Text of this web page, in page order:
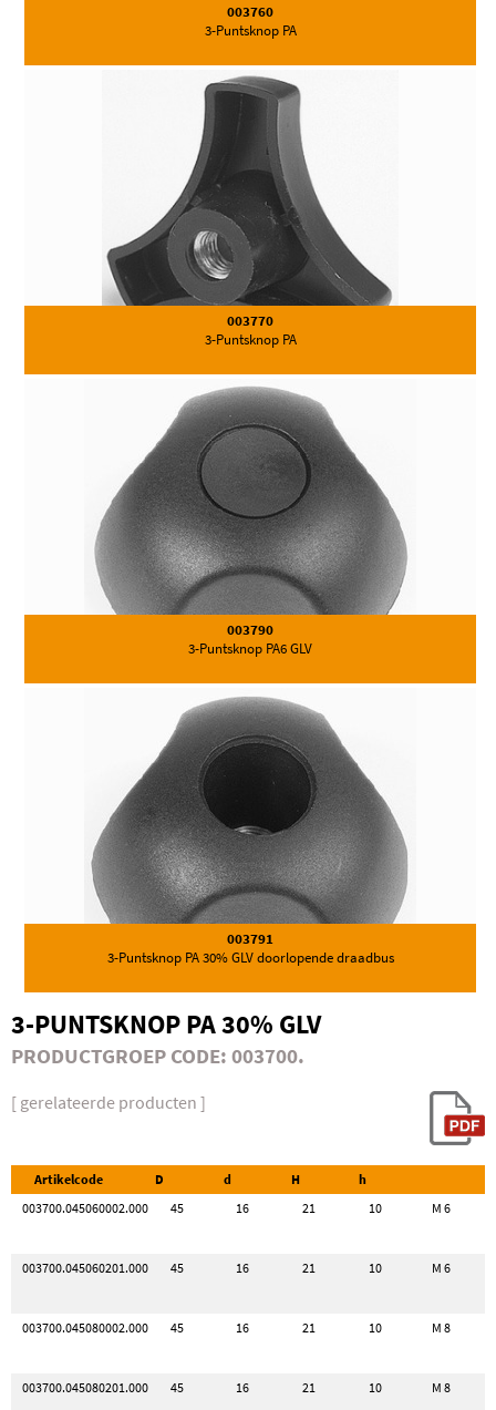
003760
3-Puntsknop PA
003770
3-Puntsknop PA
003790
3-Puntsknop PA6 GLV
003791
3-Puntsknop PA 30% GLV doorlopende draadbus
3-PUNTSKNOP PA 30% GLV
PRODUCTGROEP CODE: 003700.
[ gerelateerde producten ]
Artikelcode D d H
h
003700.045060002.000
45 16 21 10 M 6
003700.045060201.000 45 16 21 10 M 6
003700.045080002.000 45 16 21 10 M 8
003700.045080201.000 45 16 21 10 M 8